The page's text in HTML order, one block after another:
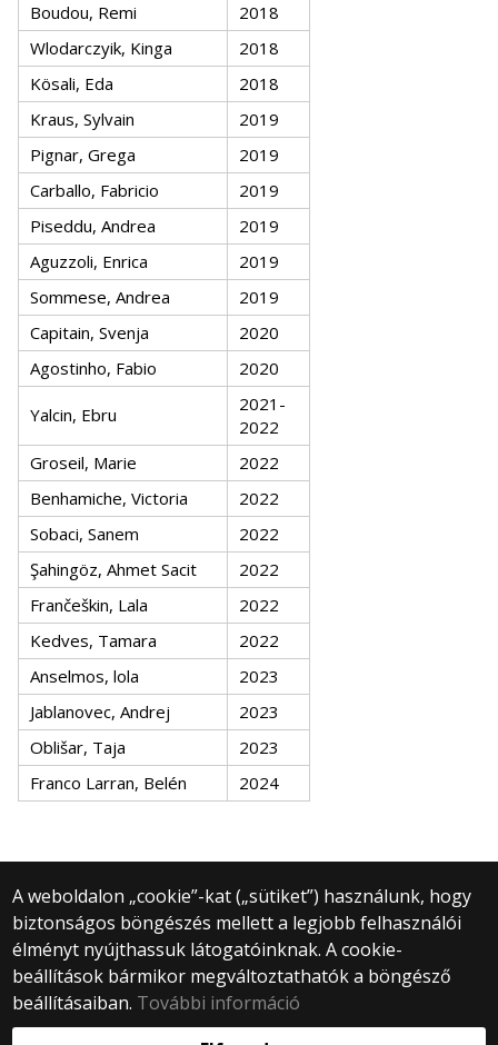
Boudou, Remi
2018
Wlodarczyik, Kinga
2018
Kösali, Eda
2018
Kraus, Sylvain
2019
Pignar, Grega
2019
Carballo, Fabricio
2019
Piseddu, Andrea
2019
Aguzzoli, Enrica
2019
Sommese, Andrea
2019
Capitain, Svenja
2020
Agostinho, Fabio
2020
Yalcin, Ebru
2021-
2022
Groseil, Marie
2022
Benhamiche, Victoria
2022
Sobaci, Sanem
2022
Şahingöz, Ahmet Sacit
2022
Frančeškin, Lala
2022
Kedves, Tamara
2022
Anselmos, lola
2023
Jablanovec, Andrej
2023
Oblišar, Taja
2023
Franco Larran, Belén
2024
A weboldalon „cookie”-kat („sütiket”) használunk, hogy
biztonságos böngészés mellett a legjobb felhasználói
élményt nyújthassuk látogatóinknak. A cookie-
beállítások bármikor megváltoztathatók a böngésző
beállításaiban. További információ
© 2025 Eötvös Loránd Tudományegyetem
Minden jog fenntartva.
1053 Budapest, Egyetem tér 1–3.
Központi telefonszám: +36 1 411 6500
Webfejlesztés: